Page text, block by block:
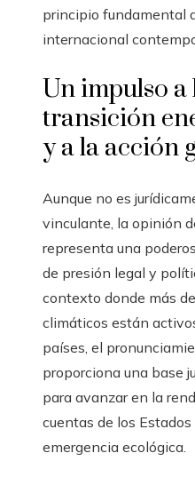
principio fundamental
internacional
Un impulso a
transición
y a la acción
Aunque no es
vinculante, la opinión
representa una
de presión legal y
contexto donde más
climáticos están
países, el
proporciona una base
para avanzar en la
cuentas de los
emergencia ecológica.